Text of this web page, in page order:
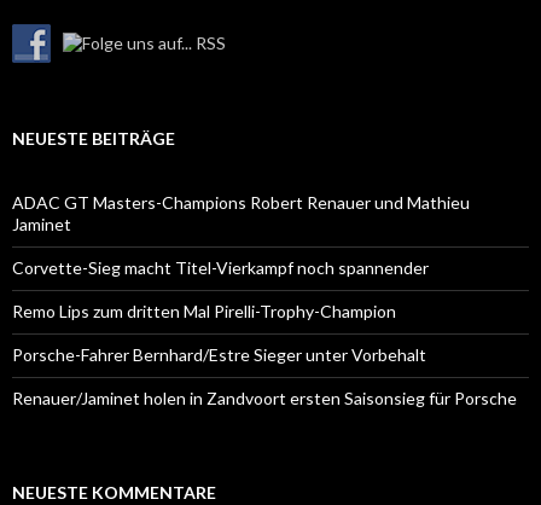
NEUESTE BEITRÄGE
ADAC GT Masters-Champions Robert Renauer und Mathieu
Jaminet
Corvette-Sieg macht Titel-Vierkampf noch spannender
Remo Lips zum dritten Mal Pirelli-Trophy-Champion
Porsche-Fahrer Bernhard/Estre Sieger unter Vorbehalt
Renauer/Jaminet holen in Zandvoort ersten Saisonsieg für Porsche
NEUESTE KOMMENTARE